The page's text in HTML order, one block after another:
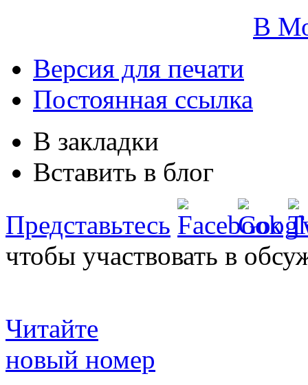
В
Версия для печати
Постоянная ссылка
В закладки
Вставить в блог
Представьтесь
чтобы участвовать в
Читайте
новый номер